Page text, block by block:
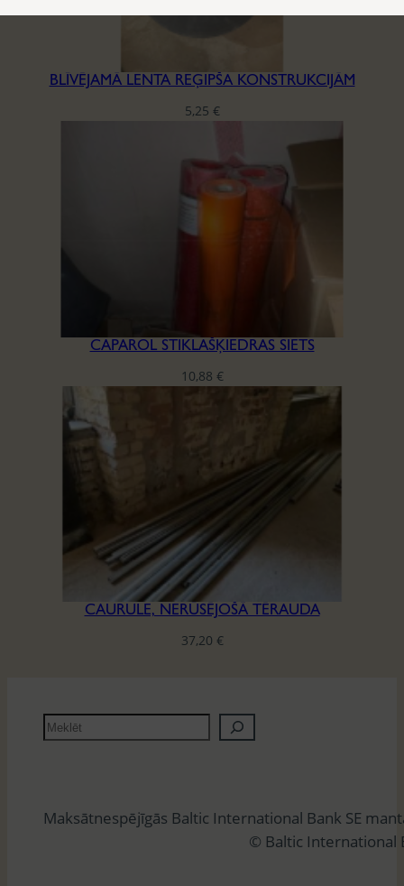
BLĪVĒJAMĀ LENTA REĢIPŠA KONSTRUKCIJĀM
5,25 €
CAPAROL STIKLAŠĶIEDRAS SIETS
10,88 €
CAURULE, NERŪSĒJOŠĀ TĒRAUDA
37,20 €
M
e
ē
Maksātnespējīgās Baltic International Bank SE
© Baltic International